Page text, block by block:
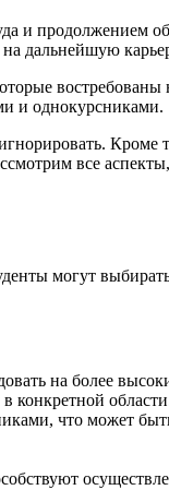
и продолжением
на дальнейшую
и однокурсниками.
все
могут
на более
конкретной
что может